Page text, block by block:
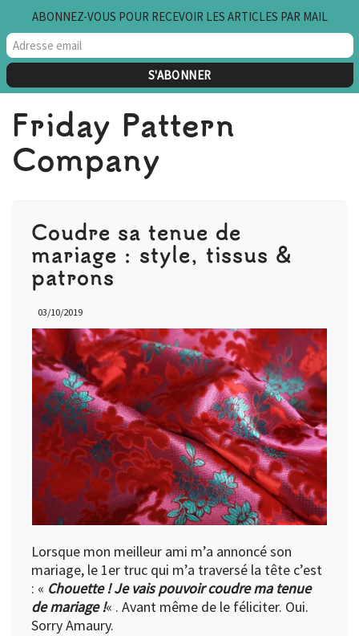
Aller
au
Friday Pattern
Company
Coudre sa tenue de
mariage : style, tissus &
patrons
03/10/2019
Lorsque mon meilleur ami m’a annoncé son
mariage, le 1er truc qui m’a traversé la tête c’est
: « Chouette ! Je vais pouvoir coudre ma tenue
de mariage !« . Avant même de le féliciter. Oui.
Sorry Amaury.
ABONNEZ-VOUS POUR RECEVOIR LES ARTICLES PAR MAIL